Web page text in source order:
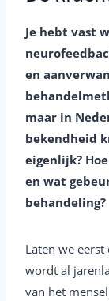
Je hebt vast
en
maar in
bekendheid
eigenlijk?
en wat
behandeling?
Laten we
wordt al
van het